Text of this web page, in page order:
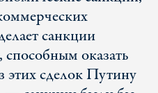
санкции
оказать
этих сделок Путину